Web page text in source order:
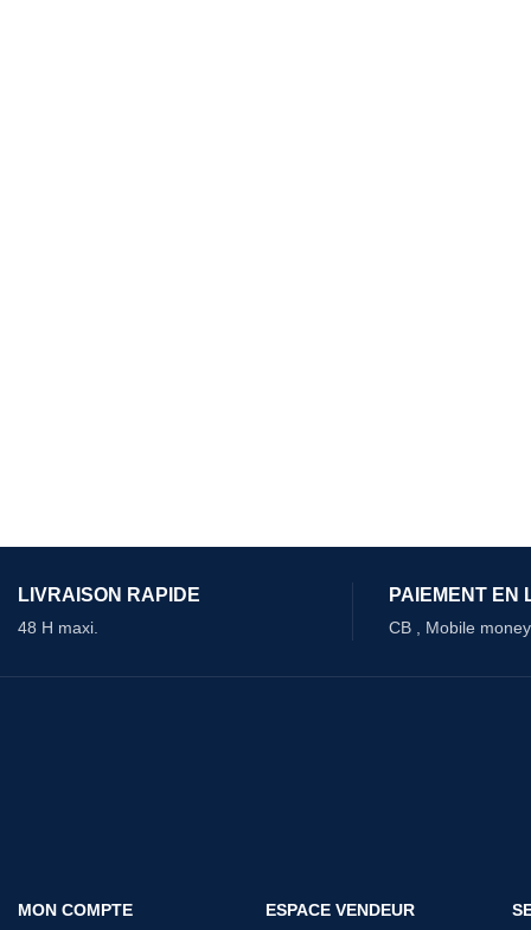
LIVRAISON RAPIDE
48 H maxi.
PAIEMENT EN
CB , Mobile money
MON COMPTE ESPACE VENDEUR